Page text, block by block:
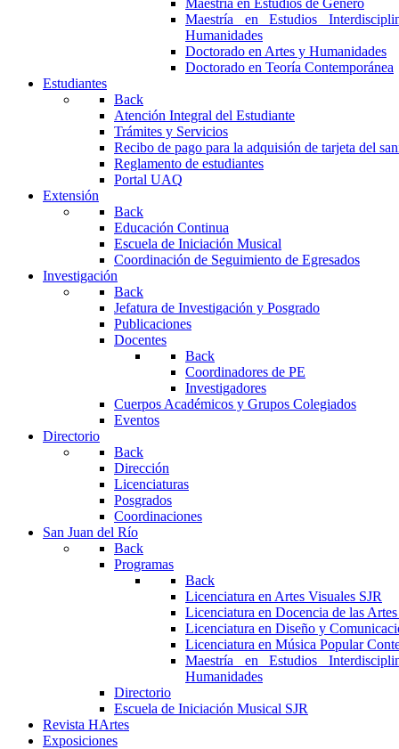
Maestría en Estudios de Género
Maestría en Estudios
Humanidades
Doctorado en Artes y Humanidades
Doctorado en Teoría Contemporánea
Estudiantes
Back
Atención Integral del Estudiante
Trámites y Servicios
Recibo de pago para la adquisión de tarjeta del
Reglamento de estudiantes
Portal UAQ
Extensión
Back
Educación Continua
Escuela de Iniciación Musical
Coordinación de Seguimiento de Egresados
Investigación
Back
Jefatura de Investigación y Posgrado
Publicaciones
Docentes
Back
Coordinadores de PE
Investigadores
Cuerpos Académicos y Grupos Colegiados
Eventos
Directorio
Back
Dirección
Licenciaturas
Posgrados
Coordinaciones
San Juan del Río
Back
Programas
Back
Licenciatura en Artes Visuales SJR
Licenciatura en Docencia de las
Licenciatura en Diseño y
Licenciatura en Música Popular
Maestría en Estudios
Humanidades
Directorio
Escuela de Iniciación Musical SJR
Revista HArtes
Exposiciones